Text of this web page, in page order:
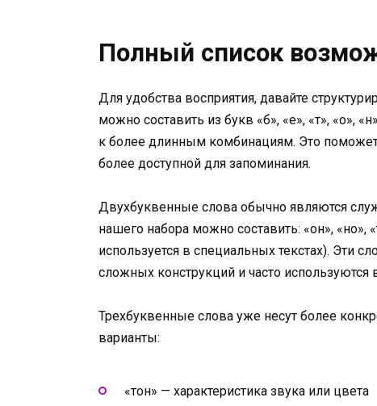
Полный список
Для удобства восприятия, давайте
можно составить из букв «б», «е», «т», «о»,
к более длинным комбинациям. Это
более доступной для запоминания.
Двухбуквенные слова обычно являются
нашего набора можно составить: «он», «но»,
используется в специальных текстах). Эти
сложных конструкций и часто используются
Трехбуквенные слова уже несут более
варианты:
«тон» — характеристика звука или цвета